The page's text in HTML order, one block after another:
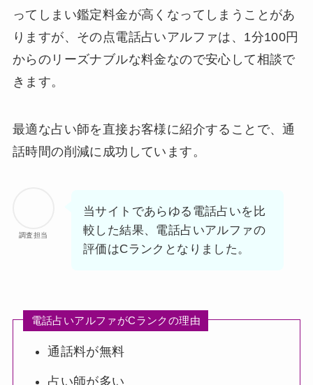
ってしまい鑑定料金が高くなってしまうことがあ
りますが、その点電話占いアルファは、1分100円
からのリーズナブルな料金なので安心して相談で
きます。
最適な占い師を直接お客様に紹介することで、通
話時間の削減に成功しています。
調査担当
当サイトであらゆる電話占いを比
較した結果、電話占いアルファの
評価はCランクとなりました。
電話占いアルファがCランクの理由
通話料が無料
占い師が多い